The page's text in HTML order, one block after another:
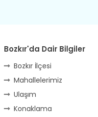
Bozkır'da Dair Bilgiler
Bozkır İlçesi
Mahallelerimiz
Ulaşım
Konaklama